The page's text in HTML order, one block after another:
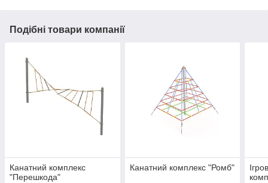
Подібні товари компанії
Канатний комплекс
"Перешкода"
Канатний комплекс "Ромб"